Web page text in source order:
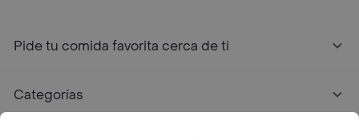
Pide tu comida favorita cerca de ti
Categorías